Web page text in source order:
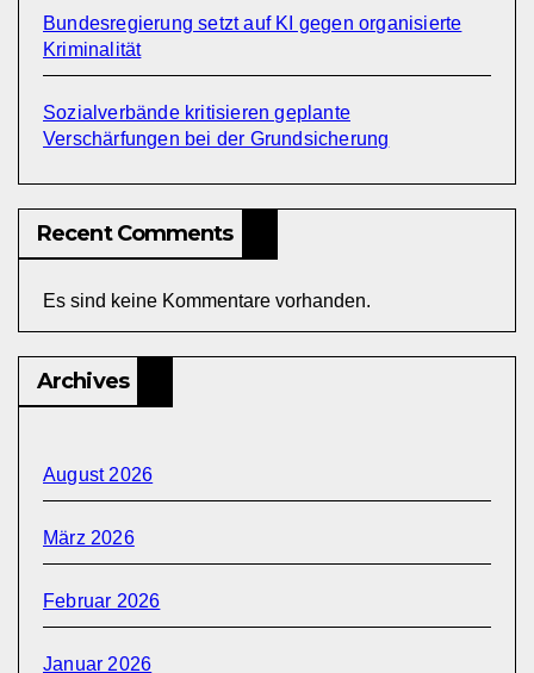
Bundesregierung setzt auf KI gegen organisierte
Kriminalität
Sozialverbände kritisieren geplante
Verschärfungen bei der Grundsicherung
Recent Comments
Es sind keine Kommentare vorhanden.
Archives
August 2026
März 2026
Februar 2026
Januar 2026